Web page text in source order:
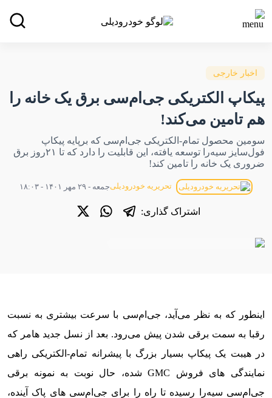
اخبار خارجی
پیکاپ الکتریکی جی‌ام‌سی برق یک خانه را
هم تامین می‌کند!
سومین محصول تمام-الکتریکی جی‌ام‌سی که برپایه پیکاپ
فول‌سایز سیه‌را توسعه یافته، این قابلیت را دارد که تا ۲۱روز برق
ضروری یک خانه را تامین کند!
تحریریه خودرودیلیجمعه - ۲۹ مهر ۱۴۰۱ - ۱۸:۰۳
اشتراک گذاری:
اینطور که به نظر می‌آید، جی‌ام‌سی با سرعت بیشتری به نسبت
رقبا به سمت برقی شدن پیش می‌رود. بعد از نسل جدید هامر که
در هیبت یک پیکاپ بسیار بزرگ با پیشرانه تمام-الکتریکی راهی
نمایندگی های فروش GMC شده، حال نوبت به نمونه برقی
جی‌ام‌سی سیه‌را رسیده تا راه را برای جی‌ام‌سی های پاک آینده،